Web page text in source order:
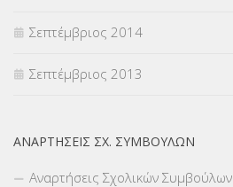
Σεπτέμβριος 2014
Σεπτέμβριος 2013
ΑΝΑΡΤΉΣΕΙΣ ΣΧ. ΣΥΜΒΟΎΛΩΝ
Αναρτήσεις Σχολικών Συμβούλων